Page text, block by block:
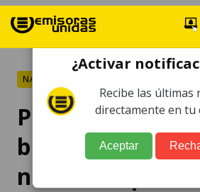
NACIONALES
Postuladora
buscará
nómina el
¿Activar
Recibe las últimas
directamente en tu
Aceptar